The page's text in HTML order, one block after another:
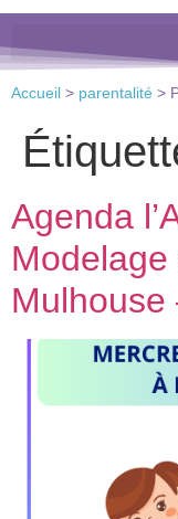
Accueil > parentalité >
Agenda
Mulhouse